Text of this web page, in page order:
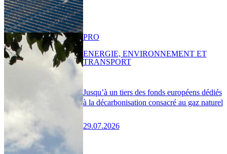
Jusqu’à un tiers des fonds européens dédiés
à la décarbonisation consacré au gaz naturel
29.07.2026
PRO
ENERGIE, ENVIRONNEMENT ET
TRANSPORT